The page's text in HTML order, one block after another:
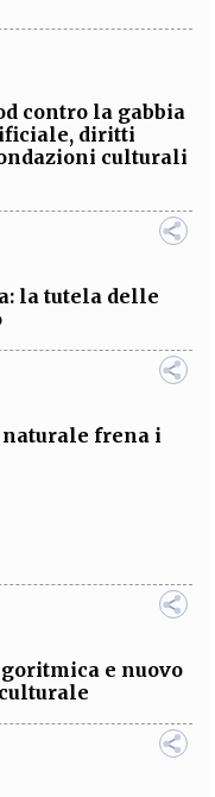
contro la gabbia
diritti
culturali
la tutela delle
naturale frena i
e nuovo